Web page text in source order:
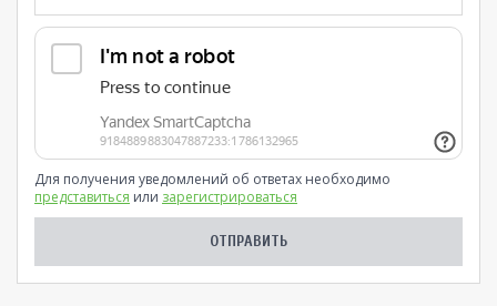
Для получения уведомлений об ответах необходимо
представиться или зарегистрироваться